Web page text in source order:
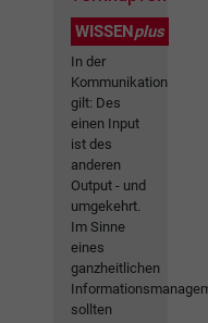
WISSENplus
In der
Kommunikation
gilt: Des
einen Input
ist des
anderen
Output - und
umgekehrt.
Im Sinne
eines
ganzheitlichen
sollten